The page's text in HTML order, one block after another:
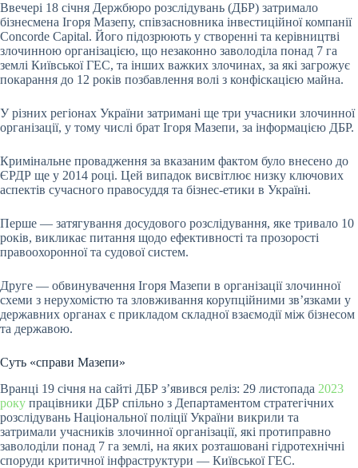
Ввечері 18 січня Держбюро розслідувань (ДБР) затримало
бізнесмена Ігоря Мазепу, співзасновника інвестиційної компанії
Concorde Capital. Його підозрюють у створенні та керівництві
злочинною організацією, що незаконно заволоділа понад 7 га
землі Київської ГЕС, та інших важких злочинах, за які загрожує
покарання до 12 років позбавлення волі з конфіскацією майна.
У різних регіонах України затримані ще три учасники злочинної
організації, у тому числі брат Ігоря Мазепи, за інформацією ДБР.
Кримінальне провадження за вказаним фактом було внесено до
ЄРДР ще у 2014 році. Цей випадок висвітлює низку ключових
аспектів сучасного правосуддя та бізнес-етики в Україні.
Перше — затягування досудового розслідування, яке тривало 10
років, викликає питання щодо ефективності та прозорості
правоохоронної та судової систем.
Друге — обвинувачення Ігоря Мазепи в організації злочинної
схеми з нерухомістю та зловживання корупційними звʼязками у
державних органах є прикладом складної взаємодії між бізнесом
та державою.
Суть «справи Мазепи»
Вранці 19 січня на сайті ДБР зʼявився реліз: 29 листопада 2023
року працівники ДБР спільно з Департаментом стратегічних
розслідувань Національної поліції України викрили та
затримали учасників злочинної організації, які протиправно
заволоділи понад 7 га землі, на яких розташовані гідротехнічні
споруди критичної інфраструктури — Київської ГЕС.